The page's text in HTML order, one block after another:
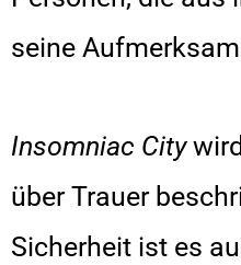
seine
Insomniac City
über Trauer
Sicherheit ist es